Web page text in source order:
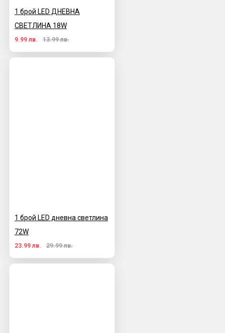
1 брой LED ДНЕВНА
СВЕТЛИНА 18W
9.99 лв. 13.99 лв.
1 брой LED дневна светлина
72W
23.99 лв. 29.99 лв.